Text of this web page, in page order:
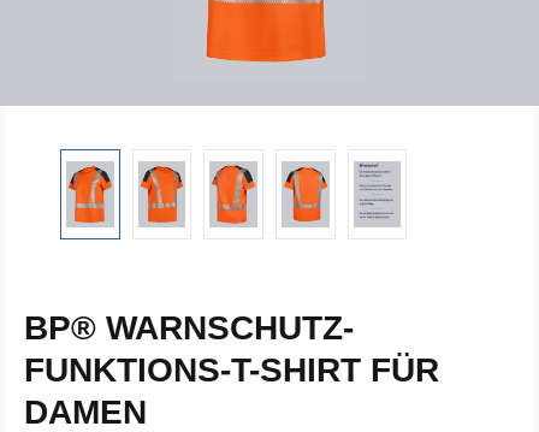
BP® WARNSCHUTZ-
FUNKTIONS-T-SHIRT FÜR
DAMEN